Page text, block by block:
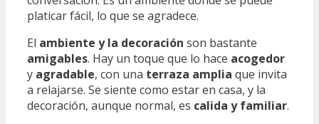
platicar fácil, lo que se agradece.
El ambiente y la decoración son bastante
amigables. Hay un toque que lo hace acogedor
y agradable, con una terraza amplia que invita
a relajarse. Se siente como estar en casa, y la
decoración, aunque normal, es calida y familiar.